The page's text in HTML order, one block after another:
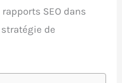
SEO dans
de